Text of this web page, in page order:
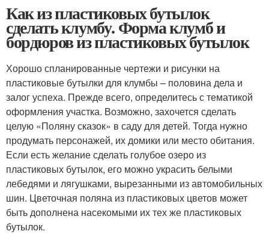
Как из пластиковых бутылок
сделать клумбу. Форма клумб и
бордюров из пластиковых бутылок
Хорошо спланированные чертежи и рисунки на
пластиковые бутылки для клумбы – половина дела и
залог успеха. Прежде всего, определитесь с тематикой
оформления участка. Возможно, захочется сделать
целую «Поляну сказок» в саду для детей. Тогда нужно
продумать персонажей, их домики или место обитания.
Если есть желание сделать голубое озеро из
пластиковых бутылок, его можно украсить белыми
лебедями и лягушками, вырезанными из автомобильных
шин. Цветочная поляна из пластиковых цветов может
быть дополнена насекомыми их тех же пластиковых
бутылок.